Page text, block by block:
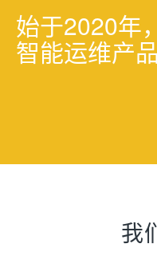
始于2020年
智能运维产
我